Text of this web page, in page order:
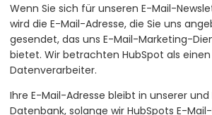
Wenn Sie sich für unseren E-Mail-
wird die E-Mail-Adresse, die Sie uns
gesendet, das uns E-Mail-Marketing-
bietet. Wir betrachten HubSpot als
Datenverarbeiter.
Ihre E-Mail-Adresse bleibt in unserer und
Datenbank, solange wir HubSpots E-